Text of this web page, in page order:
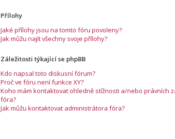
Přílohy
Jaké přílohy jsou na tomto fóru povoleny?
Jak můžu najít všechny svoje přílohy?
Záležitosti týkající se phpBB
Kdo napsal toto diskusní fórum?
Proč ve fóru není funkce XY?
Koho mám kontaktovat ohledně stížnosti a/nebo právních
fóra?
Jak můžu kontaktovat administrátora fóra?